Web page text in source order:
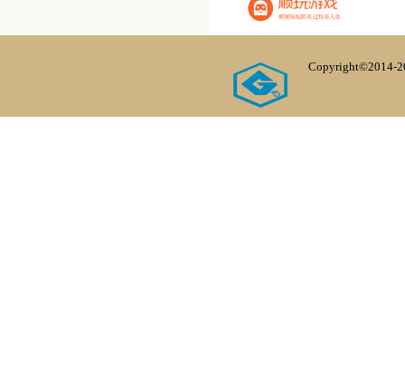
Copyright©2014-